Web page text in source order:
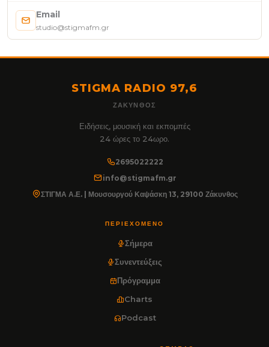
Email
studio@stigmafm.gr
STIGMA RADIO 97,6
ΖΆΚΥΝΘΟΣ
Ειδήσεις, μουσική και εκπομπές
24 ώρες το 24ωρο.
2695022222
info@stigmafm.gr
ΣΤΙΓΜΑ Α.Ε. | Μουσουργού Καψάσκη 13, 29100 Ζάκυνθος
ΠΕΡΙΕΧΌΜΕΝΟ
Σήμερα
Συνεντεύξεις
Πρόγραμμα
Charts
Podcast